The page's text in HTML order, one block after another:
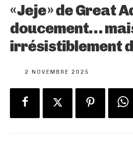
« Jeje » de Great
doucement…
irrésistiblement
2 NOVEMBRE 2025